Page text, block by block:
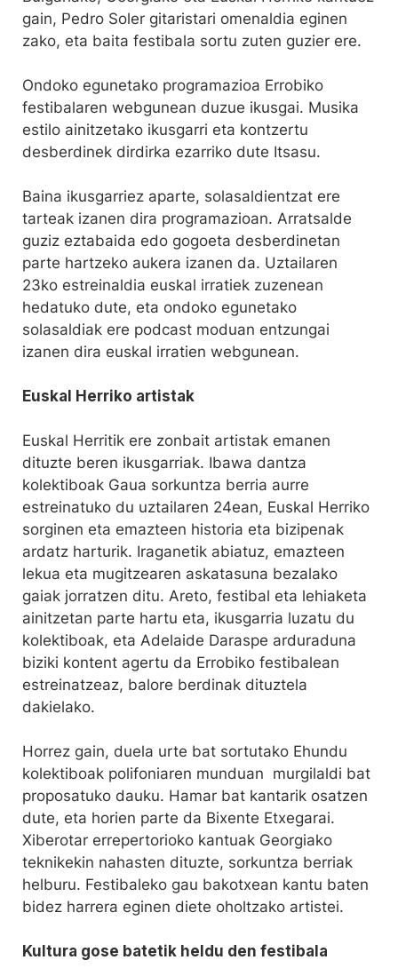
gain, Pedro Soler gitaristari omenaldia eginen
zako, eta baita festibala sortu zuten guzier ere.
Ondoko egunetako programazioa Errobiko
festibalaren webgunean duzue ikusgai. Musika
estilo ainitzetako ikusgarri eta kontzertu
desberdinek dirdirka ezarriko dute Itsasu.
Baina ikusgarriez aparte, solasaldientzat ere
tarteak izanen dira programazioan. Arratsalde
guziz eztabaida edo gogoeta desberdinetan
parte hartzeko aukera izanen da. Uztailaren
23ko estreinaldia euskal irratiek zuzenean
hedatuko dute, eta ondoko egunetako
solasaldiak ere podcast moduan entzungai
izanen dira euskal irratien webgunean.
Euskal Herriko artistak
Euskal Herritik ere zonbait artistak emanen
dituzte beren ikusgarriak. Ibawa dantza
kolektiboak Gaua sorkuntza berria aurre
estreinatuko du uztailaren 24ean, Euskal Herriko
sorginen eta emazteen historia eta bizipenak
ardatz harturik. Iraganetik abiatuz, emazteen
lekua eta mugitzearen askatasuna bezalako
gaiak jorratzen ditu. Areto, festibal eta lehiaketa
ainitzetan parte hartu eta, ikusgarria luzatu du
kolektiboak, eta Adelaide Daraspe arduraduna
biziki kontent agertu da Errobiko festibalean
estreinatzeaz, balore berdinak dituztela
dakielako.
Horrez gain, duela urte bat sortutako Ehundu
kolektiboak polifoniaren munduan murgilaldi bat
proposatuko dauku. Hamar bat kantarik osatzen
dute, eta horien parte da Bixente Etxegarai.
Xiberotar errepertorioko kantuak Georgiako
teknikekin nahasten dituzte, sorkuntza berriak
helburu. Festibaleko gau bakotxean kantu baten
bidez harrera eginen diete oholtzako artistei.
Kultura gose batetik heldu den festibala